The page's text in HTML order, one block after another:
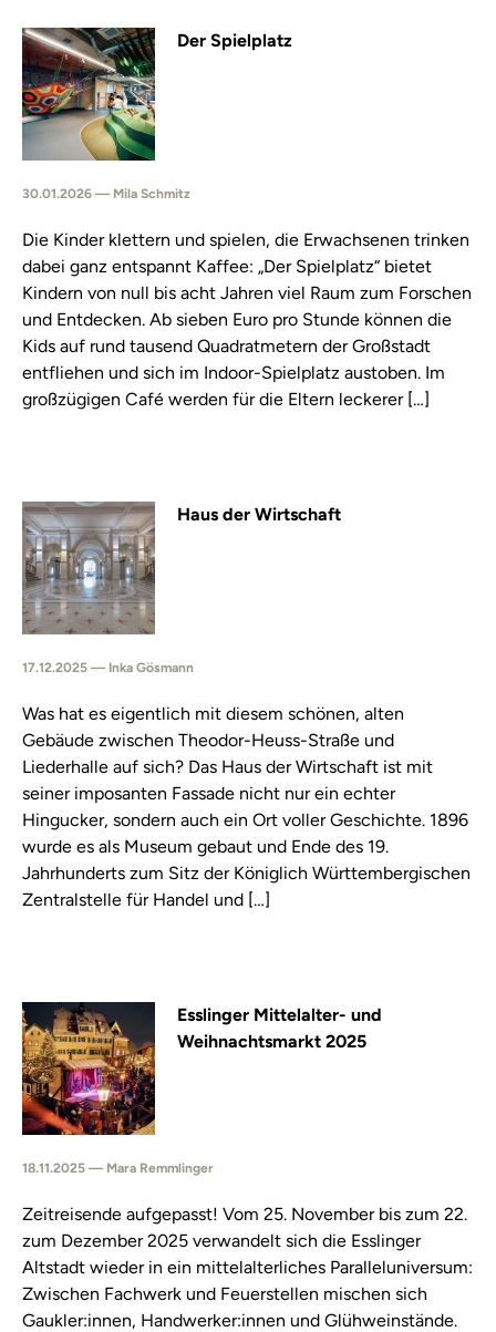
Der Spielplatz
30.01.2026 — Mila Schmitz
Die Kinder klettern und spielen, die Erwachsenen trinken
dabei ganz entspannt Kaffee: „Der Spielplatz“ bietet
Kindern von null bis acht Jahren viel Raum zum Forschen
und Entdecken. Ab sieben Euro pro Stunde können die
Kids auf rund tausend Quadratmetern der Großstadt
entfliehen und sich im Indoor-Spielplatz austoben. Im
großzügigen Café werden für die Eltern leckerer […]
Haus der Wirtschaft
17.12.2025 — Inka Gösmann
Was hat es eigentlich mit diesem schönen, alten
Gebäude zwischen Theodor-Heuss-Straße und
Liederhalle auf sich? Das Haus der Wirtschaft ist mit
seiner imposanten Fassade nicht nur ein echter
Hingucker, sondern auch ein Ort voller Geschichte. 1896
wurde es als Museum gebaut und Ende des 19.
Jahrhunderts zum Sitz der Königlich Württembergischen
Zentralstelle für Handel und […]
Esslinger Mittelalter- und
Weihnachtsmarkt 2025
18.11.2025 — Mara Remmlinger
Zeitreisende aufgepasst! Vom 25. November bis zum 22.
zum Dezember 2025 verwandelt sich die Esslinger
Altstadt wieder in ein mittelalterliches Paralleluniversum:
Zwischen Fachwerk und Feuerstellen mischen sich
Gaukler:innen, Handwerker:innen und Glühweinstände.